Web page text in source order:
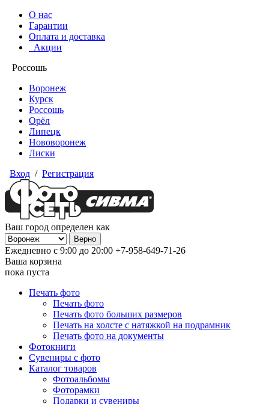
О нас
Гарантии
Оплата и доставка
Акции
Россошь
Воронеж
Курск
Россошь
Орёл
Липецк
Нововоронеж
Лиски
Вход / Регистрация
Ваш город определен как
Ежедневно с 9:00 до 20:00 +7-958-649-71-26
Ваша корзина
пока пуста
Печать фото
Печать фото
Печать фото больших размеров
Печать на холсте с натяжкой на подрамник
Печать фото на документы
Фотокниги
Сувениры с фото
Каталог товаров
Фотоальбомы
Фоторамки
Подарки и сувениры